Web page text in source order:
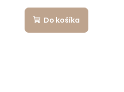
Do košíka